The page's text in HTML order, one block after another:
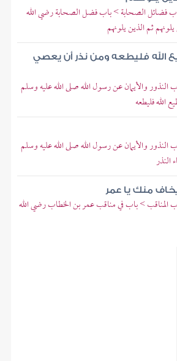
الصحابة > باب فضل الصحابة رضي الله
ثم الذين يلونهم
الله فليطعه ومن نذر أن يعصي
والأيمان عن رسول الله صلى الله عليه وسلم
الله فليطعه
والأيمان عن رسول الله صلى الله عليه وسلم
النذر
منك يا عمر
المناقب > باب في مناقب عمر بن الخطاب رضي الله